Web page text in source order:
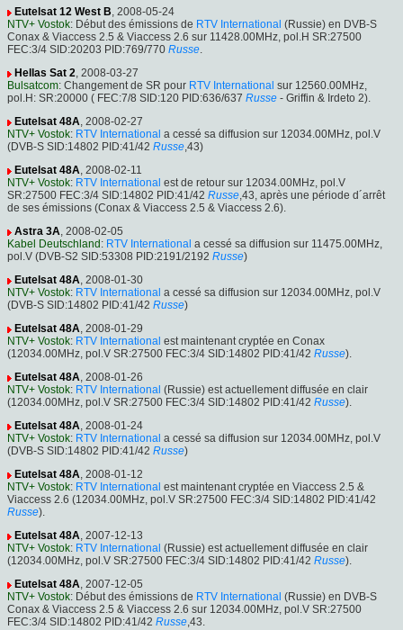
Eutelsat 12 West B, 2008-05-24
NTV+ Vostok: Début des émissions de RTV International (Russie) en DVB-S
Conax & Viaccess 2.5 & Viaccess 2.6 sur 11428.00MHz, pol.H SR:27500
FEC:3/4 SID:20203 PID:769/770 Russe.
Hellas Sat 2, 2008-03-27
Bulsatcom: Changement de SR pour RTV International sur 12560.00MHz,
pol.H: SR:20000 ( FEC:7/8 SID:120 PID:636/637 Russe - Griffin & Irdeto 2).
Eutelsat 48A, 2008-02-27
NTV+ Vostok: RTV International a cessé sa diffusion sur 12034.00MHz, pol.V
(DVB-S SID:14802 PID:41/42 Russe,43)
Eutelsat 48A, 2008-02-11
NTV+ Vostok: RTV International est de retour sur 12034.00MHz, pol.V
SR:27500 FEC:3/4 SID:14802 PID:41/42 Russe,43, après une période d´arrêt
de ses émissions (Conax & Viaccess 2.5 & Viaccess 2.6).
Astra 3A, 2008-02-05
Kabel Deutschland : RTV International a cessé sa diffusion sur 11475.00MHz,
pol.V (DVB-S2 SID:53308 PID:2191/2192 Russe)
Eutelsat 48A, 2008-01-30
NTV+ Vostok: RTV International a cessé sa diffusion sur 12034.00MHz, pol.V
(DVB-S SID:14802 PID:41/42 Russe)
Eutelsat 48A, 2008-01-29
NTV+ Vostok: RTV International est maintenant cryptée en Conax
(12034.00MHz, pol.V SR:27500 FEC:3/4 SID:14802 PID:41/42 Russe).
Eutelsat 48A, 2008-01-26
NTV+ Vostok: RTV International (Russie) est actuellement diffusée en clair
(12034.00MHz, pol.V SR:27500 FEC:3/4 SID:14802 PID:41/42 Russe).
Eutelsat 48A, 2008-01-24
NTV+ Vostok: RTV International a cessé sa diffusion sur 12034.00MHz, pol.V
(DVB-S SID:14802 PID:41/42 Russe)
Eutelsat 48A, 2008-01-12
NTV+ Vostok: RTV International est maintenant cryptée en Viaccess 2.5 &
Viaccess 2.6 (12034.00MHz, pol.V SR:27500 FEC:3/4 SID:14802 PID:41/42
Russe).
Eutelsat 48A, 2007-12-13
NTV+ Vostok: RTV International (Russie) est actuellement diffusée en clair
(12034.00MHz, pol.V SR:27500 FEC:3/4 SID:14802 PID:41/42 Russe).
Eutelsat 48A, 2007-12-05
NTV+ Vostok: Début des émissions de RTV International (Russie) en DVB-S
Conax & Viaccess 2.5 & Viaccess 2.6 sur 12034.00MHz, pol.V SR:27500
FEC:3/4 SID:14802 PID:41/42 Russe,43.